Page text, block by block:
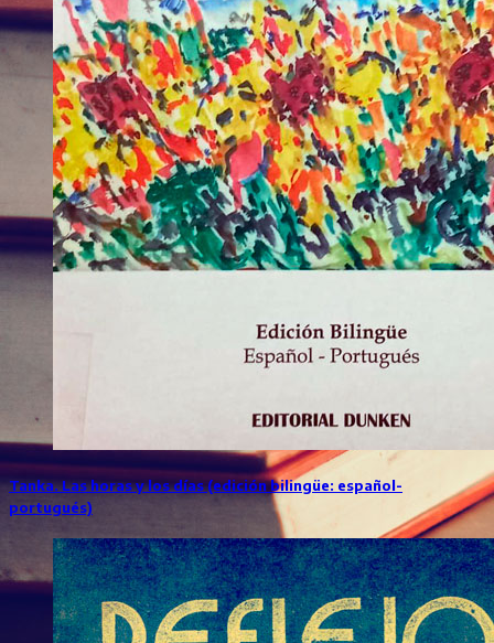
Tanka. Las horas y los días (edición bilingüe: español-
portugués)